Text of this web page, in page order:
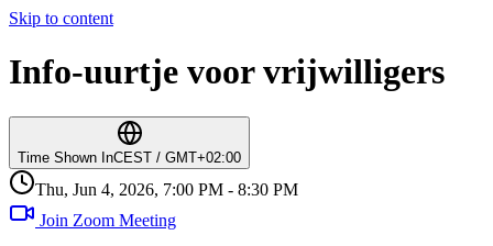
Skip to content
Info-uurtje voor vrijwilligers
Time Shown InCEST / GMT+02:00
Thu, Jun 4, 2026, 7:00 PM - 8:30 PM
Join Zoom Meeting